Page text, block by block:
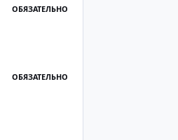
ОБЯЗАТЕЛЬНО
ОБЯЗАТЕЛЬНО